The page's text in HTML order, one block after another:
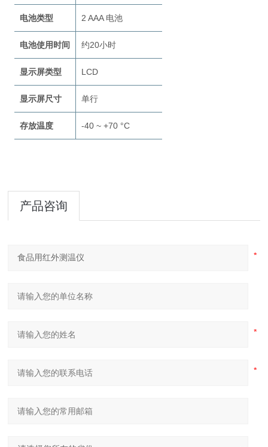
电池类型 2 AAA 电池
电池使用时间 约20小时
显示屏类型 LCD
显示屏尺寸 单行
存放温度 -40 ~ +70 °C
产品咨询